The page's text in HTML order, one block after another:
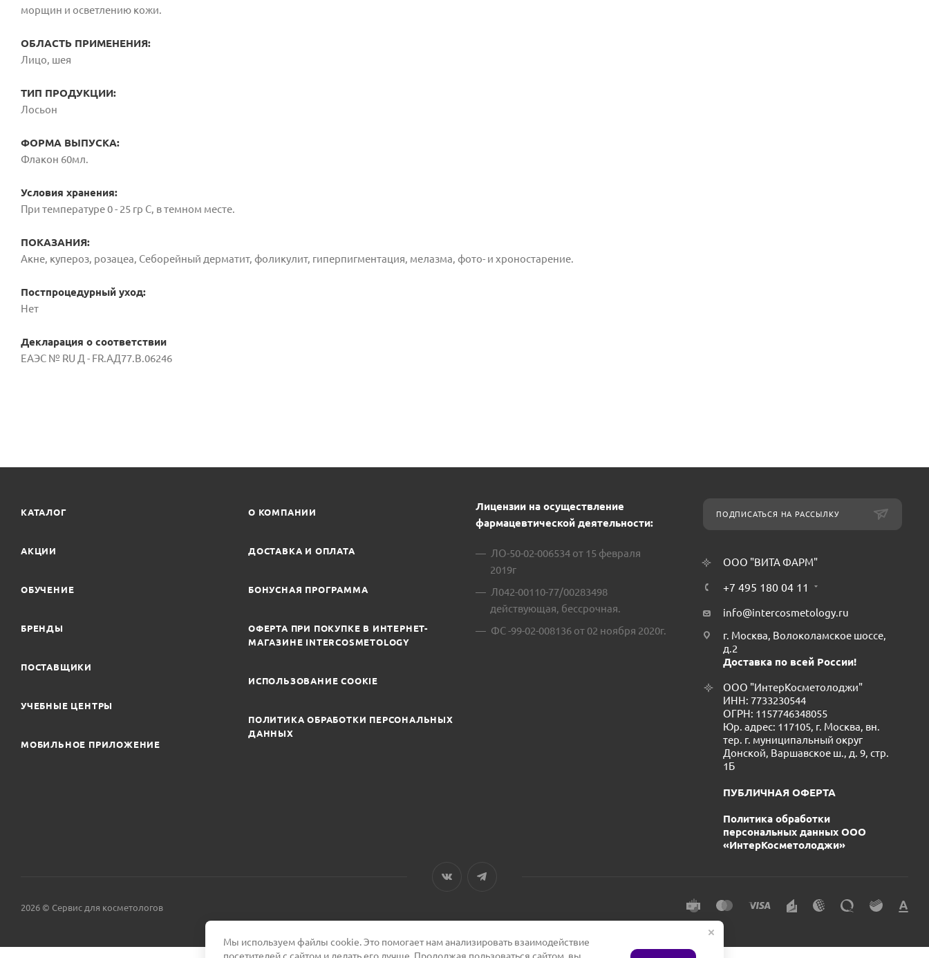
морщин и осветлению кожи.
ОБЛАСТЬ ПРИМЕНЕНИЯ:
Лицо, шея
ТИП ПРОДУКЦИИ:
Лосьон
ФОРМА ВЫПУСКА:
Флакон 60мл.
Условия хранения:
При температуре 0 - 25 гр С, в темном месте.
ПОКАЗАНИЯ:
Акне, купероз, розацеа, Себорейный дерматит, фоликулит, гиперпигментация, мелазма, фото- и хроностарение.
Постпроцедурный уход:
Нет
Декларация о соответствии
EAЭС № RU Д - FR.AД77.B.06246
КАТАЛОГ
АКЦИИ
ОБУЧЕНИЕ
БРЕНДЫ
ПОСТАВЩИКИ
УЧЕБНЫЕ ЦЕНТРЫ
МОБИЛЬНОЕ ПРИЛОЖЕНИЕ
О КОМПАНИИ
ДОСТАВКА И ОПЛАТА
БОНУСНАЯ ПРОГРАММА
ОФЕРТА ПРИ ПОКУПКЕ В ИНТЕРНЕТ-
МАГАЗИНЕ INTERCOSMETOLOGY
ИСПОЛЬЗОВАНИЕ COOKIE
ПОЛИТИКА ОБРАБОТКИ ПЕРСОНАЛЬНЫХ
ДАННЫХ
Лицензии на осуществление
фармацевтической деятельности:
ЛО-50-02-006534 от 15 февраля
2019г
Л042-00110-77/00283498
действующая, бессрочная.
ФС -99-02-008136 от 02 ноября 2020г.
ПОДПИСАТЬСЯ НА РАССЫЛКУ
ООО "ВИТА ФАРМ"
+7 495 180 04 11
info@intercosmetology.ru
г. Москва, Волоколамское шоссе,
д.2
Доставка по всей России!
ООО "ИнтерКосметолоджи"
ИНН: 7733230544
ОГРН: 1157746348055
Юр. адрес: 117105, г. Москва, вн.
тер. г. муниципальный округ
Донской, Варшавское ш., д. 9, стр.
1Б
ПУБЛИЧНАЯ ОФЕРТА
Политика обработки
персональных данных ООО
«ИнтерКосметолоджи»
2026 © Сервис для косметологов
Мы используем файлы cookie. Это помогает нам анализировать взаимодействие